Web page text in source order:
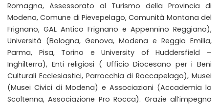
Romagna, Assessorato al Turismo della Provincia di
Modena, Comune di Pievepelago, Comunità Montana del
Frignano, GAL Antico Frignano e Appennino Reggiano),
Università (Bologna, Genova, Modena e Reggio Emilia,
Parma, Pisa, Torino e University of Huddersfield –
Inghilterra), Enti religiosi ( Ufficio Diocesano per i Beni
Culturali Ecclesiastici, Parrocchia di Roccapelago), Musei
(Musei Civici di Modena) e Associazioni (Accademia lo
Scoltenna, Associazione Pro Rocca). Grazie all’impegno